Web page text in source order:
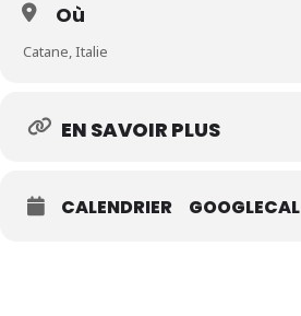
Où
Catane, Italie
EN SAVOIR PLUS
CALENDRIER GOOGLECAL